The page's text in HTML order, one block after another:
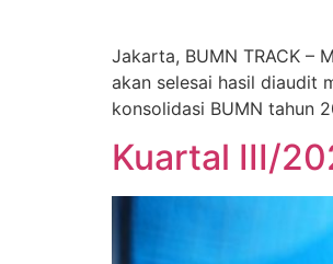
Jakarta, BUMN TRACK –
akan selesai hasil diaudit
konsolidasi BUMN tahun
Kuartal III/